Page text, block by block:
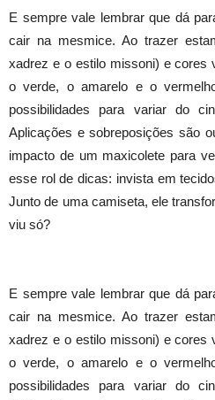
E sempre vale lembrar que dá
cair na mesmice. Ao trazer
xadrez e o estilo missoni) e cores
o verde, o amarelo e o
possibilidades para variar do
Aplicações e sobreposições são
impacto de um maxicolete para
esse rol de dicas: invista em
Junto de uma camiseta, ele
viu só?
E sempre vale lembrar que dá
cair na mesmice. Ao trazer
xadrez e o estilo missoni) e cores
o verde, o amarelo e o
possibilidades para variar do